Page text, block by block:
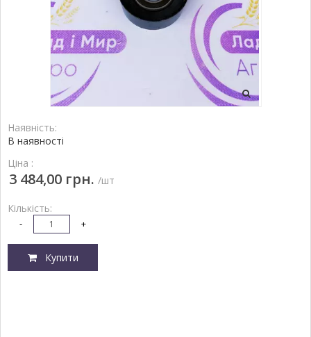
Наявність:
В наявності
Ціна :
3 484,00 грн. /шт
Кількість:
- +
Купити